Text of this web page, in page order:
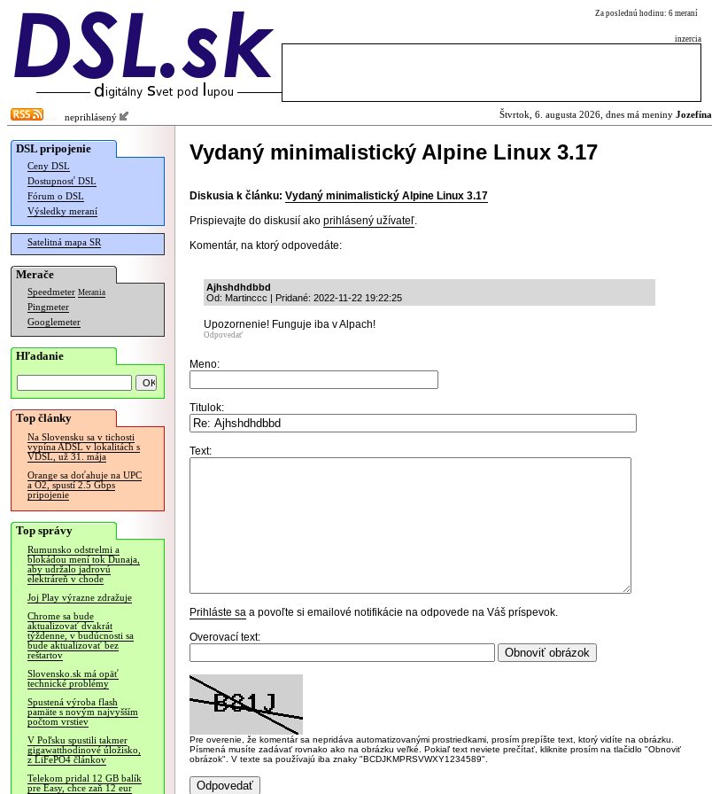
Za poslednú hodinu: 6 meraní
inzercia
neprihlásený Štvrtok, 6. augusta 2026, dnes má meniny Jozefína
DSL pripojenie
Ceny DSL
Dostupnosť DSL
Fórum o DSL
Výsledky meraní
Satelitná mapa SR
Merače
Speedmeter Merania
Pingmeter
Googlemeter
Hľadanie
Top články
Na Slovensku sa v tichosti
vypína ADSL v lokalitách s
VDSL, už 31. mája
Orange sa doťahuje na UPC
a O2, spustí 2.5 Gbps
pripojenie
Top správy
Rumunsko odstrelmi a
blokádou mení tok Dunaja,
aby udržalo jadrovú
elektráreň v chode
Joj Play výrazne zdražuje
Chrome sa bude
aktualizovať dvakrát
týždenne, v budúcnosti sa
bude aktualizovať bez
reštartov
Slovensko.sk má opäť
technické problémy
Spustená výroba flash
pamäte s novým najvyšším
počtom vrstiev
V Poľsku spustili takmer
gigawatthodinové úložisko,
z LiFePO4 článkov
Telekom pridal 12 GB balík
pre Easy, chce zaň 12 eur
Vydaný minimalistický Alpine Linux 3.17
Diskusia k článku: Vydaný minimalistický Alpine Linux 3.17
Prispievajte do diskusií ako prihlásený užívateľ.
Komentár, na ktorý odpovedáte:
Ajhshdhdbbd
Od: Martinccc | Pridané: 2022-11-22 19:22:25
Upozornenie! Funguje iba v Alpach!
Odpovedať
Meno:
Titulok:
Text:
Prihláste sa a povoľte si emailové notifikácie na odpovede na Váš príspevok.
Overovací text:
Pre overenie, že komentár sa nepridáva automatizovanými prostriedkami, prosím prepíšte text, ktorý vidíte na obrázku.
Písmená musíte zadávať rovnako ako na obrázku veľké. Pokiaľ text neviete prečítať, kliknite prosím na tlačidlo "Obnoviť
obrázok". V texte sa používajú iba znaky "BCDJKMPRSVWXY1234589".